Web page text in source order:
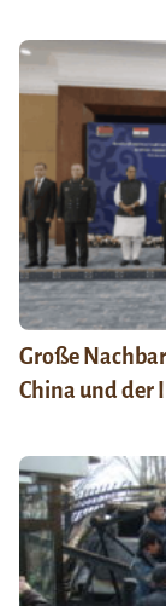
Große
China und der